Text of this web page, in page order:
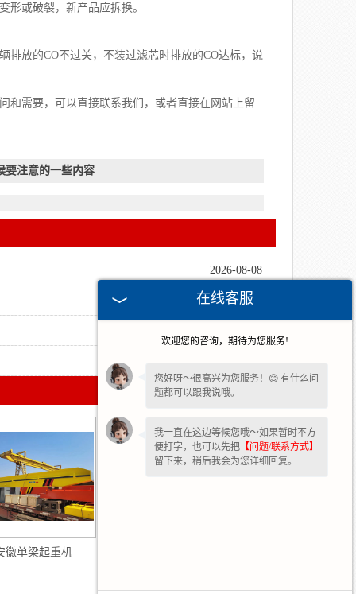
形或破裂，新产品应拆换。
排放的CO不过关，不装过滤芯时排放的CO达标，说
和需要，可以直接联系我们，或者直接在网站上留
要注意的一些内容
2026-08-08
2026-05-29
徽单梁起重机
在线客服
欢迎您的咨询，期待为您服务!
您好呀～很高兴为您服务！😊 有什么问
题都可以跟我说哦。
我一直在这边等候您哦～如果暂时不方
便打字，也可以先把 【问题/联系方式】
留下来，稍后我会为您详细回复。